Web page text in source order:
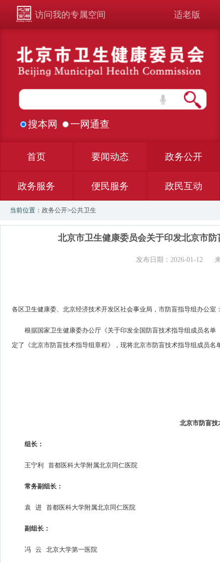
访问我的专属空间 适老版
搜本网 一网通查
首页 要闻动态 政务公开
政务服务 便民服务 政民互动
当前位置： 政务公开>公共卫生
北京市卫生健康委员会关于印发北京市
发布日期：2026-01-12
各区卫生健康委、北京经济技术开发区社会事业局，市防盲指导组办公室
根据国家卫生健康委办公厅《关于印发全国防盲技术指导组成员名
定了《北京市防盲技术指导组章程》，现将北京市防盲技术指导组成员名
北京市防盲技
组长：
王宁利 首都医科大学附属北京同仁医院
常务副组长：
袁 进 首都医科大学附属北京同仁医院
副组长：
冯 云 北京大学第一医院